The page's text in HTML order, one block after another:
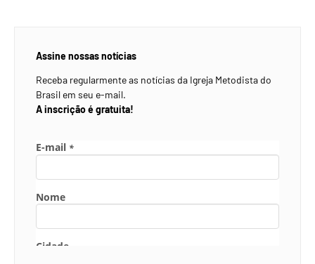
Assine nossas notícias
Receba regularmente as notícias da Igreja Metodista do
Brasil em seu e-mail.
A inscrição é gratuita!